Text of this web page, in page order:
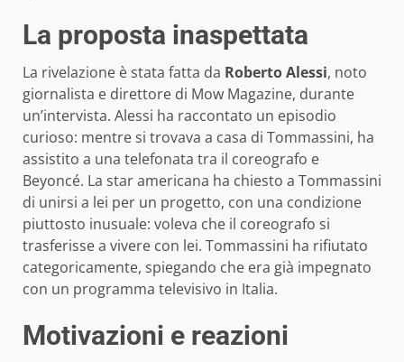
La proposta inaspettata
La rivelazione è stata fatta da Roberto Alessi, noto
giornalista e direttore di Mow Magazine, durante
un’intervista. Alessi ha raccontato un episodio
curioso: mentre si trovava a casa di Tommassini, ha
assistito a una telefonata tra il coreografo e
Beyoncé. La star americana ha chiesto a Tommassini
di unirsi a lei per un progetto, con una condizione
piuttosto inusuale: voleva che il coreografo si
trasferisse a vivere con lei. Tommassini ha rifiutato
categoricamente, spiegando che era già impegnato
con un programma televisivo in Italia.
Motivazioni e reazioni